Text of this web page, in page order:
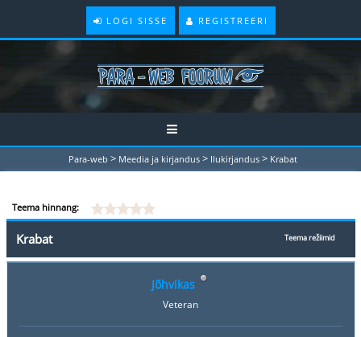
LOGI SISSE REGISTREERI
Para-web > Meedia ja kirjandus > Ilukirjandus > Krabat
Teema hinnang:
Teema režiimid
Krabat
Jõhvikas
Veteran